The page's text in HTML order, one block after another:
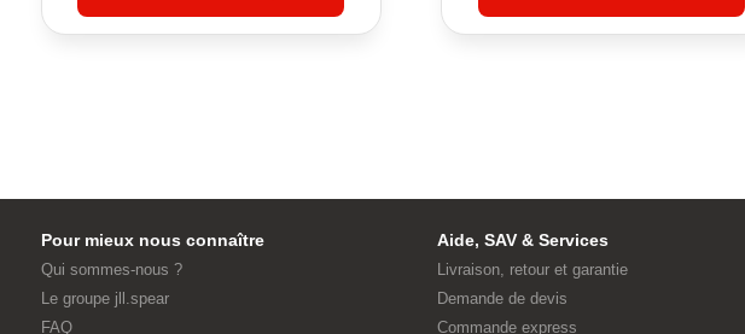
Pour mieux nous connaître
Qui sommes-nous ?
Le groupe jll.spear
FAQ
Aide, SAV & Services
Livraison, retour et garantie
Demande de devis
Commande express